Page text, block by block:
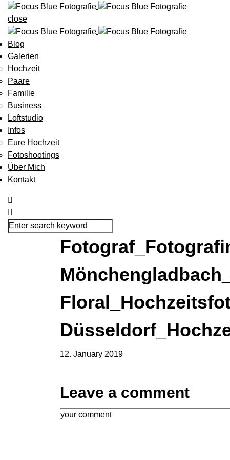
close
Blog
Galerien
Hochzeit
Paare
Familie
Business
Loftstudio
Infos
Eure Hochzeit
Fotoshootings
Über Mich
Kontakt
12. January 2019
Leave a comment